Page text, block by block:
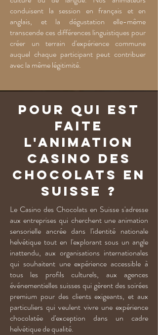
conduisent la session en français et en
anglais, et la dégustation elle-même
transcende ces différences linguistiques pour
créer un terrain d'expérience commune
auquel chaque participant peut contribuer
avec la même légitimité.
Pour qui est
faite
l'animation
Casino des
Chocolats en
Suisse ?
Le Casino des Chocolats en Suisse s'adresse
aux entreprises qui cherchent une animation
sensorielle ancrée dans l'identité nationale
helvétique tout en l'explorant sous un angle
inattendu, aux organisations internationales
qui souhaitent une expérience accessible à
tous les profils culturels, aux agences
événementielles suisses qui gèrent des soirées
premium pour des clients exigeants, et aux
particuliers qui veulent vivre une expérience
chocolatée d'exception dans un cadre
helvétique de qualité.